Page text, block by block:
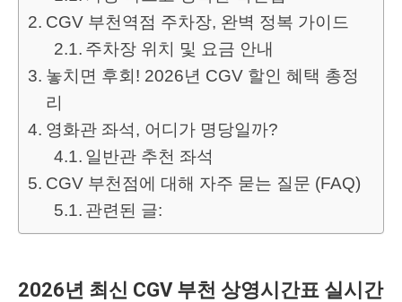
CGV 부천역점 주차장, 완벽 정복 가이드
주차장 위치 및 요금 안내
놓치면 후회! 2026년 CGV 할인 혜택 총정
리
영화관 좌석, 어디가 명당일까?
일반관 추천 좌석
CGV 부천점에 대해 자주 묻는 질문 (FAQ)
관련된 글:
2026년 최신 CGV 부천 상영시간표 실시간